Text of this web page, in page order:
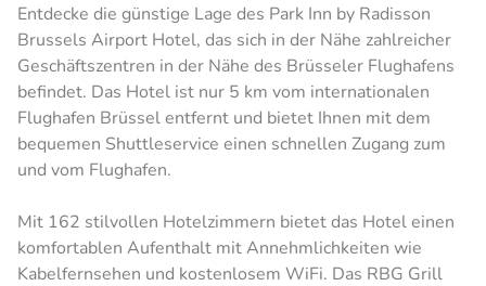
Entdecke die günstige Lage des Park Inn by Radisson
Brussels Airport Hotel, das sich in der Nähe zahlreicher
Geschäftszentren in der Nähe des Brüsseler Flughafens
befindet. Das Hotel ist nur 5 km vom internationalen
Flughafen Brüssel entfernt und bietet Ihnen mit dem
bequemen Shuttleservice einen schnellen Zugang zum
und vom Flughafen.
Mit 162 stilvollen Hotelzimmern bietet das Hotel einen
komfortablen Aufenthalt mit Annehmlichkeiten wie
Kabelfernsehen und kostenlosem WiFi. Das RBG Grill